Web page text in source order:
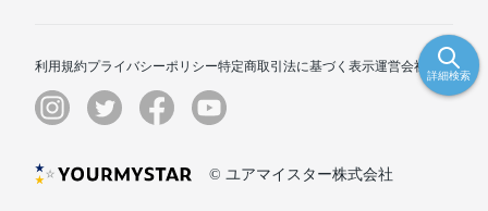
詳細検索
利用規約プライバシーポリシー特定商取引法に基づく表示運営会社
© ユアマイスター株式会社